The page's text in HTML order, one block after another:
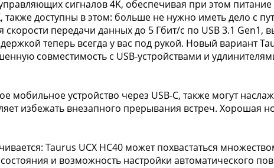
сигналов 4K, обеспечивая при этом
доступны в этом: больше не нужно иметь дело с
передачи данных до 5 Гбит/с по USB 3.1 Gen1,
теперь всегда у вас под рукой. Новый вариант
совместимость с USB-устройствами и
устройство через USB-C, также могут
избежать внезапного прерывания встреч.
Taurus UCX HC40 может похвастаться
и возможность настройки автоматического